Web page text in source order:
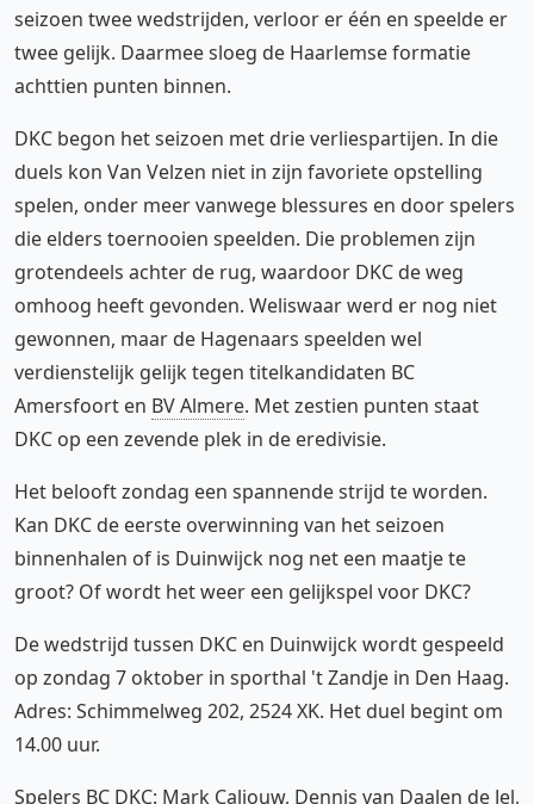
seizoen twee wedstrijden, verloor er één en speelde er
twee gelijk. Daarmee sloeg de Haarlemse formatie
achttien punten binnen.
DKC begon het seizoen met drie verliespartijen. In die
duels kon Van Velzen niet in zijn favoriete opstelling
spelen, onder meer vanwege blessures en door spelers
die elders toernooien speelden. Die problemen zijn
grotendeels achter de rug, waardoor DKC de weg
omhoog heeft gevonden. Weliswaar werd er nog niet
gewonnen, maar de Hagenaars speelden wel
verdienstelijk gelijk tegen titelkandidaten BC
Amersfoort en BV Almere. Met zestien punten staat
DKC op een zevende plek in de eredivisie.
Het belooft zondag een spannende strijd te worden.
Kan DKC de eerste overwinning van het seizoen
binnenhalen of is Duinwijck nog net een maatje te
groot? Of wordt het weer een gelijkspel voor DKC?
De wedstrijd tussen DKC en Duinwijck wordt gespeeld
op zondag 7 oktober in sporthal 't Zandje in Den Haag.
Adres: Schimmelweg 202, 2524 XK. Het duel begint om
14.00 uur.
Spelers BC DKC: Mark Caljouw, Dennis van Daalen de Jel,